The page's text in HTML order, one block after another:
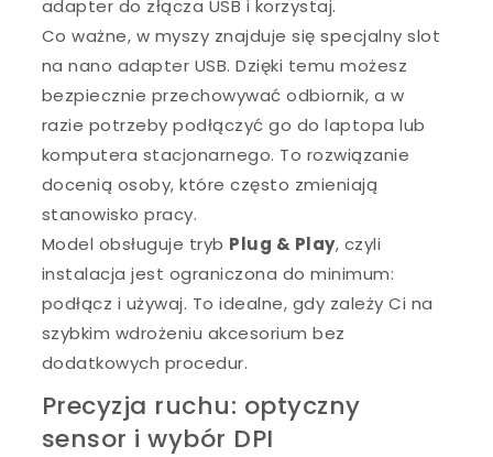
adapter do złącza USB i korzystaj.
Co ważne, w myszy znajduje się specjalny slot
na nano adapter USB. Dzięki temu możesz
bezpiecznie przechowywać odbiornik, a w
razie potrzeby podłączyć go do laptopa lub
komputera stacjonarnego. To rozwiązanie
docenią osoby, które często zmieniają
stanowisko pracy.
Model obsługuje tryb Plug & Play, czyli
instalacja jest ograniczona do minimum:
podłącz i używaj. To idealne, gdy zależy Ci na
szybkim wdrożeniu akcesorium bez
dodatkowych procedur.
Precyzja ruchu: optyczny
sensor i wybór DPI